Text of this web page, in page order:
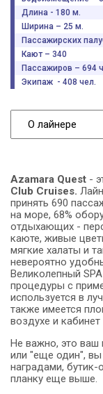
Длина - 180 м.
Ширина – 25 м.
Пассажирских
Кают – 340
Пассажиров – 694
Экипаж - 408 чел.
Azamara Quest -
Club Cruises.
принять 690
на море, 68%
отдыхающих -
каюте, живые
мягкие халаты и
невероятно
Великолепный
процедуры с
используется в
также имеется
воздухе и кабинет
Не важно, это ваш
или "еще один",
наградами,
планку еще выше.